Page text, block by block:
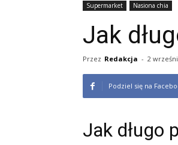
Supermarket Nasiona chia
Jak
Przez Redakcja - 2
Podziel się na
Jak długo